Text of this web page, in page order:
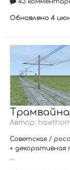
43
Обновлено 4
Автор:
Советская /
+ декоративная